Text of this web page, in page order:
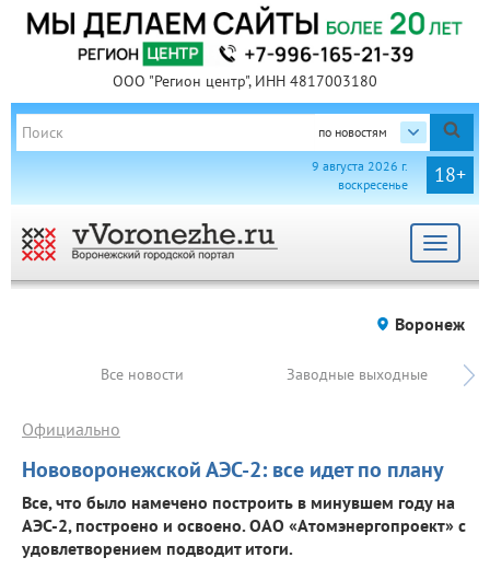
ООО "Регион центр", ИНН 4817003180
по новостям
18+
9 августа 2026 г.
воскресенье
Toggle
Воронеж
Все новости Заводные выходные
Нововоронежской АЭС-2: все идет по плану
Официально
Все, что было намечено построить в минувшем году на
АЭС-2, построено и освоено. ОАО «Атомэнергопроект» с
удовлетворением подводит итоги.